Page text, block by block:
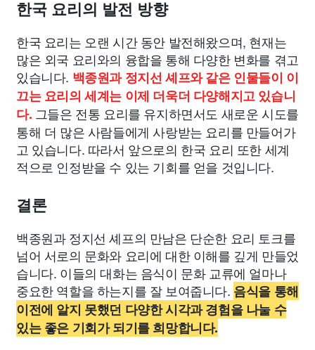
한국 요리의 발전 방향
한국 요리는 오랜 시간 동안 발전해왔으며, 현재는
많은 외국 요리와의 융합을 통해 다양한 변화를 겪고
있습니다. 백종원과 정지선 셰프와 같은 인물들이 이
끄는 요리의 세계는 이제 더욱더 다양해지고 있습니
다. 그들은 전통 요리를 유지하면서도 새로운 시도를
통해 더 많은 사람들에게 사랑받는 요리를 만들어가
고 있습니다. 따라서 앞으로의 한국 요리 또한 세계
적으로 인정받을 수 있는 기회를 얻을 것입니다.
결론
백종원과 정지선 셰프의 만남은 단순한 요리 토크를
넘어 서로의 문화와 요리에 대한 이해를 깊게 만들었
습니다. 이들의 대화는 음식이 문화 교류에 얼마나
중요한 역할을 하는지를 잘 보여줍니다. 음식을 통해
이전에 알지 못했던 다양한 시각과 경험을 나눌 수
있는 좋은 기회가 되기를 희망합니다.